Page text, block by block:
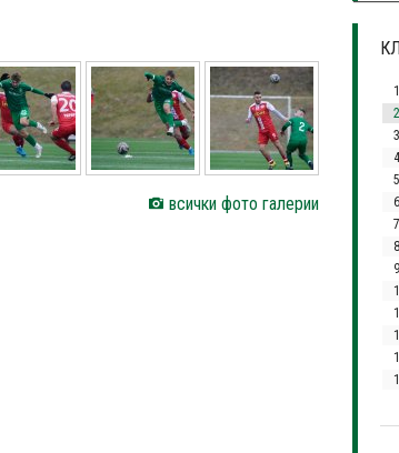
всички фото галерии